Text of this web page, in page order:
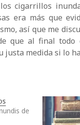
cigarrillos
era más que
así que me
que al final todo
justa medida si lo
de